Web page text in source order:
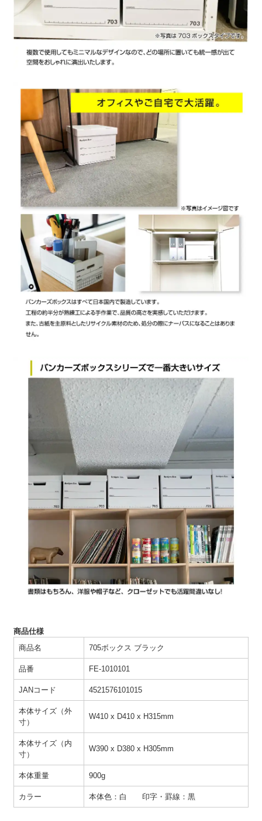
商品仕様
商品名
705ボックス ブラック
品番 FE-1010101
JANコード 4521576101015
本体サイズ（外
寸）
W410 x D410 x H315mm
本体サイズ（内
寸）
W390 x D380 x H305mm
本体重量 900g
カラー 本体色：白 印字・罫線：黒